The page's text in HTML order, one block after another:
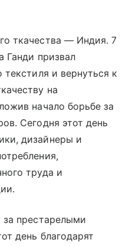
ткачества — Индия. 7
Ганди призвал
текстиля и вернуться к
на
начало борьбе за
Сегодня этот день
дизайнеры и
труда и
за престарелыми
день благодарят